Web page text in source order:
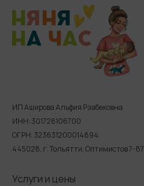
ИП Аширова Альфия Рзабековна
ИНН: 301728106700
ОГРН: 323631200014894
445028, г. Тольятти, Оптимистов 7-87
Услуги и цены